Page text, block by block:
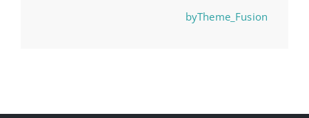
byTheme_Fusion